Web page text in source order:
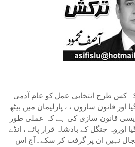
کس طرح انتخابی عمل کو عام آدمی
قانون سازوں نے پارلیمان میں بیٹھ
قانون سازی کی ہے کہ عملی طور
اوروہ جنگل کے بادشاہ قرار پائے ، انڈے
نہیں ان پر گرفت کر سکے۔آج اس